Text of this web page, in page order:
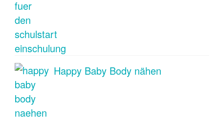
Happy Baby Body nähen